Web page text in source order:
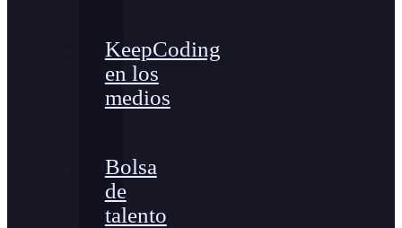
KeepCoding
en los
medios
Bolsa
de
talento